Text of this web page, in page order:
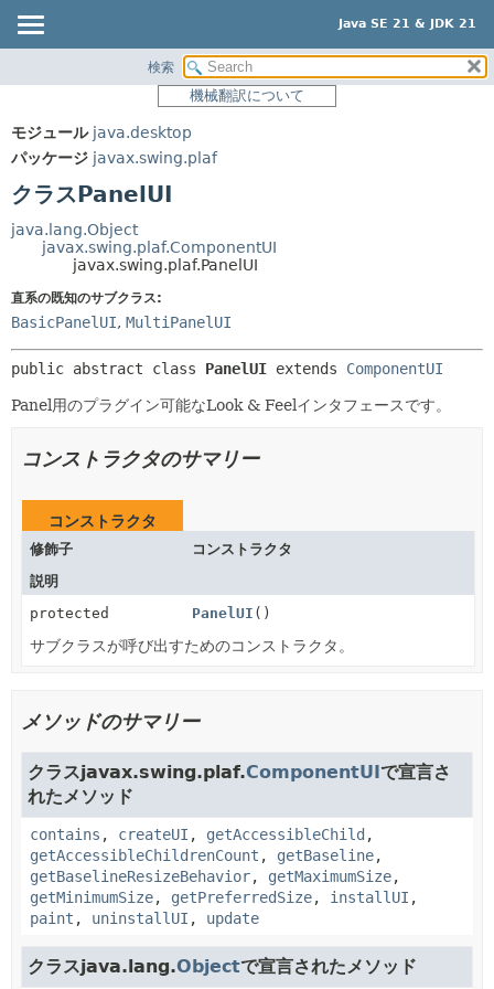
Java SE 21 & JDK 21
パッケージ
使用
ツリー
プレビュー
索引
ヘルプ
サマリー:
ネスト済
詳細:
メソッド
検索
機械翻訳について
モジュール java.desktop
パッケージ javax.swing.plaf
クラスPanelUI
java.lang.Object
javax.swing.plaf.ComponentUI
javax.swing.plaf.PanelUI
直系の既知のサブクラス:
BasicPanelUI, MultiPanelUI
public abstract class PanelUI extends ComponentUI
Panel用のプラグイン可能なLook & Feelインタフェースです。
コンストラクタのサマリー
コンストラクタ
修飾子
コンストラクタ
説明
protected
PanelUI ()
サブクラスが呼び出すためのコンストラクタ。
メソッドのサマリー
クラスjavax.swing.plaf.ComponentUIで宣言さ
れたメソッド
contains , createUI , getAccessibleChild ,
getAccessibleChildrenCount , getBaseline,
getBaselineResizeBehavior, getMaximumSize,
getMinimumSize, getPreferredSize, installUI ,
paint , uninstallUI , update
クラスjava.lang.Objectで宣言されたメソッド